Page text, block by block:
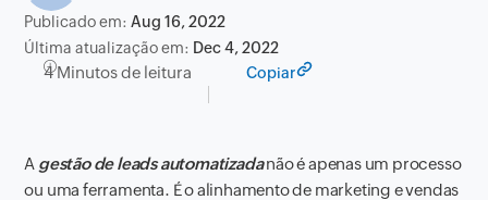
Publicado em:Aug 16, 2022
Última atualização em: Dec 4, 2022
4 Minutos de leitura Copiar
A gestão de leads automatizadanão é apenas um processo
ou uma ferramenta. É o alinhamento de marketing e vendas